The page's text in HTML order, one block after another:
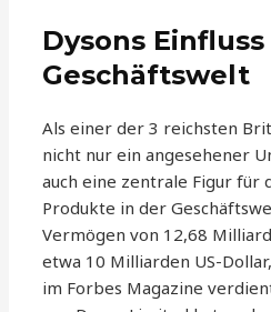
Dysons
Geschäftswelt
Als einer der 3 reichsten
nicht nur ein angesehener
auch eine zentrale Figur für
Produkte in der
Vermögen von 12,68
etwa 10 Milliarden US-
im Forbes Magazine